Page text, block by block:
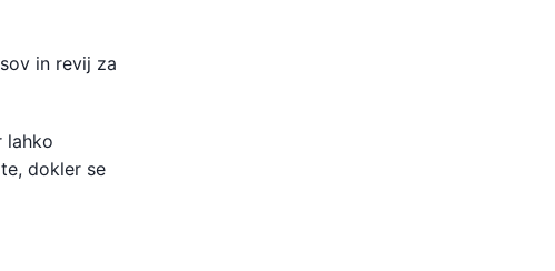
in revij za
lahko
dokler se